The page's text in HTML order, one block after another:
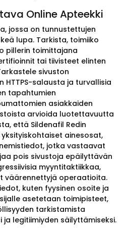
Online Apteekki
jossa on tunnustettujen
lupa. Tarkista, toimiiko
pillerin toimittajana
tai tiivisteet elinten
sivuston
HTTPS-salausta ja turvallisia
tapahtumien
asiakkaiden
arvioida luotettavuutta
että Sildenafil Redin
ainesosat,
jotka vastaavat
pois sivustoja epäilyttävän
myyntitaktiikkaa,
väärennettyjä operaatioita.
kuten fyysinen osoite ja
asetetaan toimipisteet,
tarkistamista
legitiimiyden säilyttämiseksi.